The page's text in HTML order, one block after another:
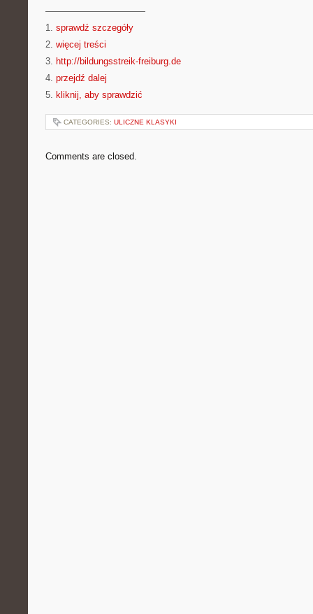
———————————
1. sprawdź szczegóły
2. więcej treści
3. http://bildungsstreik-freiburg.de
4. przejdź dalej
5. kliknij, aby sprawdzić
CATEGORIES: ULICZNE KLASYKI
Comments are closed.